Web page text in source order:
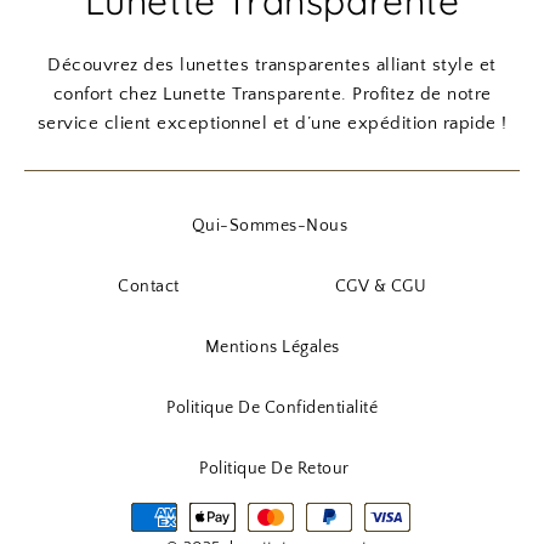
t
a
a
:
,
c
u
l
Découvrez des lunettes transparentes alliant style et
confort chez Lunette Transparente. Profitez de notre
service client exceptionnel et d’une expédition rapide !
Qui-Sommes-Nous
Contact CGV & CGU
Mentions Légales
Politique De Confidentialité
Politique De Retour